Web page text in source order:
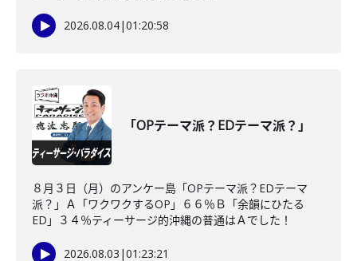
2026.08.04|01:20:58
「OPテーマ派？EDテーマ派？」
８月３日（月）のアンケー島「OPテーマ派？EDテーマ
派？」Ａ「ワクワクするOP」６６％Ｂ「余韻にひたる
ED」３４％ティーサージ的沖縄の普通はＡでした！
2026.08.03 |01:23:21